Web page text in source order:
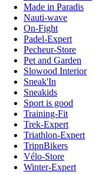
Made in Paradis
Nauti-wave
On-Fight
Padel-Expert
Pecheur-Store
Pet and Garden
Slowood Interior
Sneak'In
Sneakids
Sport is good
Training-Fit
Trek-Expert
Triathlon-Expert
TripnBikers
Vélo-Store
Winter-Expert